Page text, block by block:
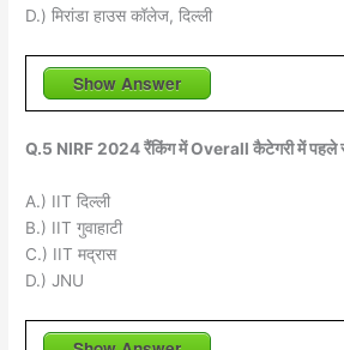
D.) मिरांडा हाउस कॉलेज, दिल्ली
Show Answer
Q.5 NIRF 2024 रैंकिंग में Overall कैटेगरी में पहले
A.) IIT दिल्ली
B.) IIT गुवाहाटी
C.) IIT मद्रास
D.) JNU